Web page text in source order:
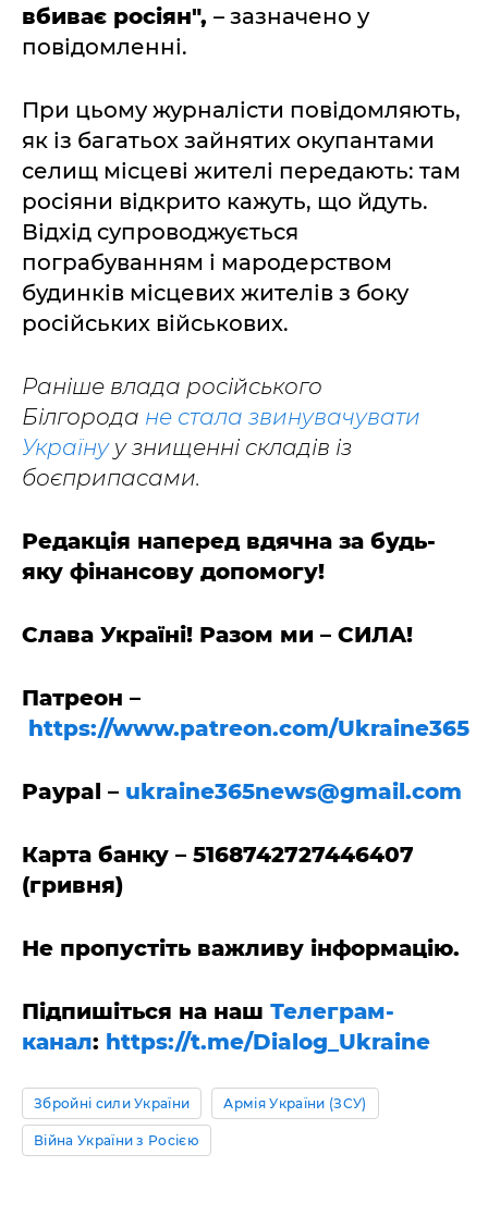
вбиває росіян", – зазначено у
повідомленні.
При цьому журналісти повідомляють,
як із багатьох зайнятих окупантами
селищ місцеві жителі передають: там
росіяни відкрито кажуть, що йдуть.
Відхід супроводжується
пограбуванням і мародерством
будинків місцевих жителів з боку
російських військових.
Раніше влада російського
Білгорода не стала звинувачувати
Українуу знищенні складів із
боєприпасами.
Редакція наперед вдячна за будь-
яку фінансову допомогу!
Слава Україні! Разом ми – СИЛА!
Патреон –
https://www.patreon.com/Ukraine365
Paypal – ukraine365news@gmail.com
Карта банку – 5168742727446407
(гривня)
Не пропустіть важливу інформацію.
Підпишіться на наш Телеграм-
канал: https://t.me/Dialog_Ukraine
Збройні сили України Армія України (ЗСУ)
Війна України з Росією